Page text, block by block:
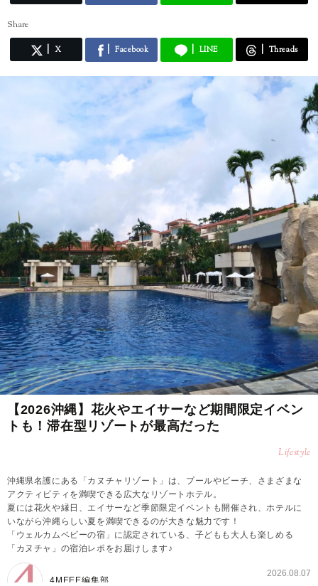
Share
X Facebook LINE Threads
【2026沖縄】花火やエイサーなど期間限定イベン
トも！滞在型リゾートが最高だった
Lifestyle
沖縄県名護にある「カヌチャリゾート」は、プールやビーチ、さまざまな
アクティビティを満喫できる広大なリゾートホテル。
夏には花火や縁日、エイサーなど季節限定イベントも開催され、ホテルに
いながら沖縄らしい夏を満喫できるのが大きな魅力です！
「ウェルカムベビーの宿」に認定されている、子どもも大人も楽しめる
「カヌチャ」の宿泊レポをお届けします♪
4MEEE編集部
2026.08.07